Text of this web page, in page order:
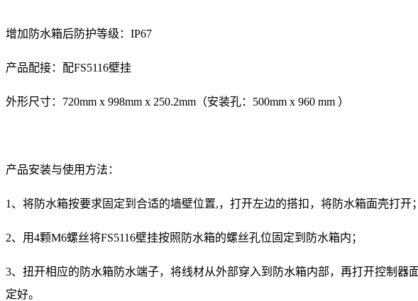
增加防水箱后防护等级：IP67
产品配接：配FS5116壁挂
外形尺寸：720mm x 998mm x 250.2mm（安装孔：500mm x 960 mm ）
产品安装与使用方法：
1、将防水箱按要求固定到合适的墙壁位置,，打开左边的搭扣，将防水箱面壳打开；
2、用4颗M6螺丝将FS5116壁挂按照防水箱的螺丝孔位固定到防水箱内；
3、扭开相应的防水箱防水端子，将线材从外部穿入到防水箱内部，再打开控制
定好。